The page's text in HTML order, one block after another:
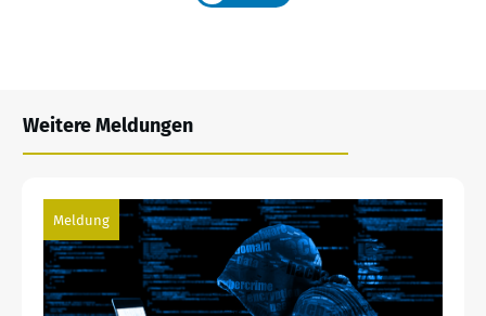
Weitere Meldungen
Meldung